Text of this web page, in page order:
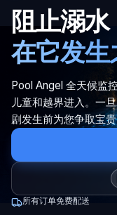
阻止溺水
在它发生
Pool Angel 全天候监
儿童和越界进入。一
剧发生前为您争取宝
所有订单免费配送